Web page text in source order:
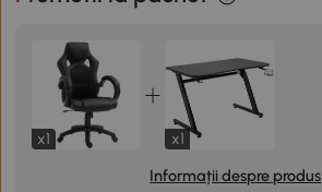
x1
x1
Informații despre produs